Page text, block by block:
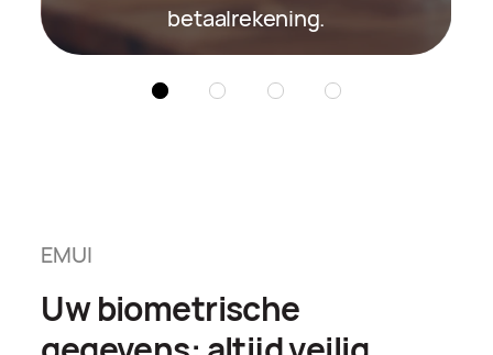
betaalrekening.
EMUI
Uw biometrische